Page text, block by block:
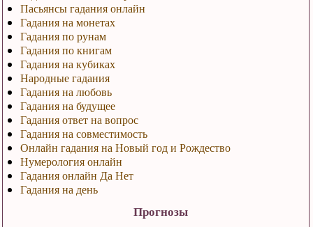
Пасьянсы гадания онлайн
Гадания на монетах
Гадания по рунам
Гадания по книгам
Гадания на кубиках
Народные гадания
Гадания на любовь
Гадания на будущее
Гадания ответ на вопрос
Гадания на совместимость
Онлайн гадания на Новый год и Рождество
Нумерология онлайн
Гадания онлайн Да Нет
Гадания на день
Прогнозы